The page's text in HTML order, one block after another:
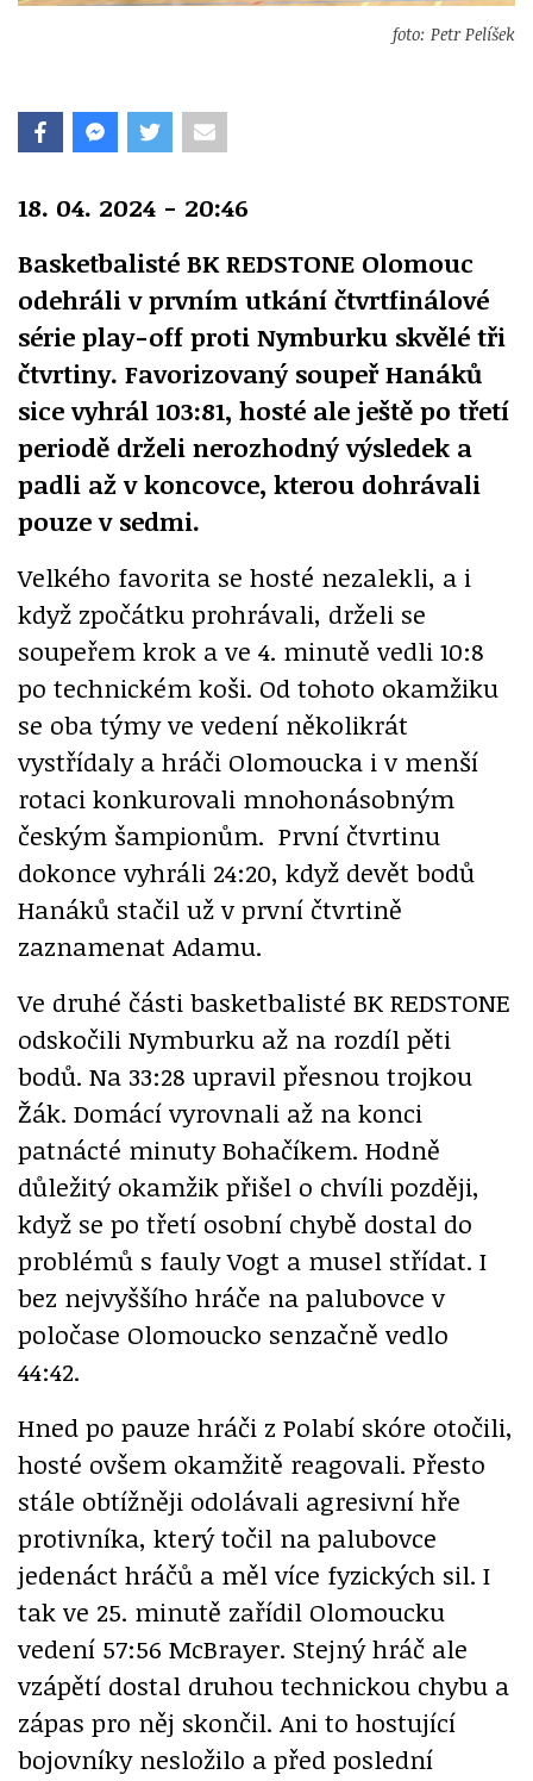
foto: Petr Pelíšek
18. 04. 2024 - 20:46
Basketbalisté BK REDSTONE Olomouc
odehráli v prvním utkání čtvrtfinálové
série play-off proti Nymburku skvělé tři
čtvrtiny. Favorizovaný soupeř Hanáků
sice vyhrál 103:81, hosté ale ještě po třetí
periodě drželi nerozhodný výsledek a
padli až v koncovce, kterou dohrávali
pouze v sedmi.
Velkého favorita se hosté nezalekli, a i
když zpočátku prohrávali, drželi se
soupeřem krok a ve 4. minutě vedli 10:8
po technickém koši. Od tohoto okamžiku
se oba týmy ve vedení několikrát
vystřídaly a hráči Olomoucka i v menší
rotaci konkurovali mnohonásobným
českým šampionům. První čtvrtinu
dokonce vyhráli 24:20, když devět bodů
Hanáků stačil už v první čtvrtině
zaznamenat Adamu.
Ve druhé části basketbalisté BK REDSTONE
odskočili Nymburku až na rozdíl pěti
bodů. Na 33:28 upravil přesnou trojkou
Žák. Domácí vyrovnali až na konci
patnácté minuty Bohačíkem. Hodně
důležitý okamžik přišel o chvíli později,
když se po třetí osobní chybě dostal do
problémů s fauly Vogt a musel střídat. I
bez nejvyššího hráče na palubovce v
poločase Olomoucko senzačně vedlo
44:42.
Hned po pauze hráči z Polabí skóre otočili,
hosté ovšem okamžitě reagovali. Přesto
stále obtížněji odolávali agresivní hře
protivníka, který točil na palubovce
jedenáct hráčů a měl více fyzických sil. I
tak ve 25. minutě zařídil Olomoucku
vedení 57:56 McBrayer. Stejný hráč ale
vzápětí dostal druhou technickou chybu a
zápas pro něj skončil. Ani to hostující
bojovníky nesložilo a před poslední